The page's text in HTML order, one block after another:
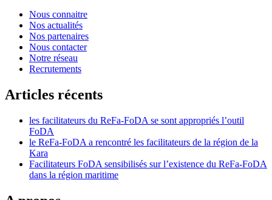
Nous connaitre
Nos actualités
Nos partenaires
Nous contacter
Notre réseau
Recrutements
Articles récents
les facilitateurs du ReFa-FoDA se sont appropriés l’outil
FoDA
le ReFa-FoDA a rencontré les facilitateurs de la région de la
Kara
Facilitateurs FoDA sensibilisés sur l’existence du ReFa-FoDA
dans la région maritime